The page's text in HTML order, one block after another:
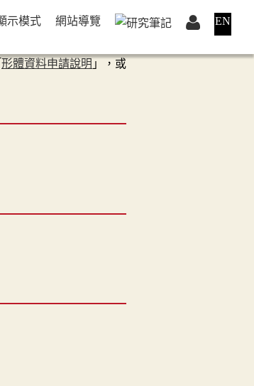
示模式 網站導覽 EN
形體資料申請說明 」，或